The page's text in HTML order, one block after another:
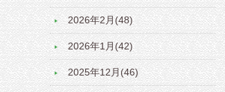
2026年2月(48)
2026年1月(42)
2025年12月(46)